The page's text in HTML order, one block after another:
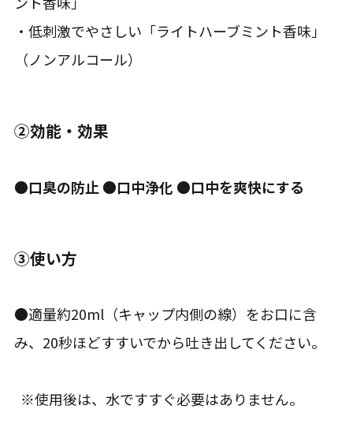
・低刺激でやさしい「ライトハーブミント香味」
（ノンアルコール）
②効能・効果
●口臭の防止 ●口中浄化 ●口中を爽快にする
③使い方
●適量約20ml（キャップ内側の線）をお口に含
み、20秒ほどすすいでから吐き出してください。
※使用後は、水ですすぐ必要はありません。